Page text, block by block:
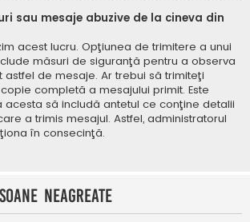
sau mesaje abuzive de la cineva din
acest lucru. Opţiunea de trimitere a unui
măsuri de siguranţă pentru a observa
astfel de mesaje. Ar trebui să trimiteţi
completă a mesajului primit. Este
să includă antetul ce conţine detalii
a trimis mesajul. Astfel, administratorul
în consecinţă.
neagreate